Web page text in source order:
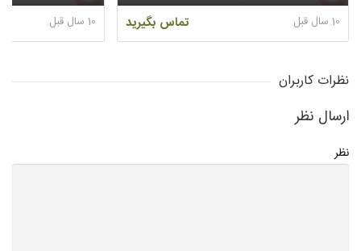
تماس بگیرید 10 سال قبل
10 سال قبل
نظرات کاربران
ارسال نظر
نظر